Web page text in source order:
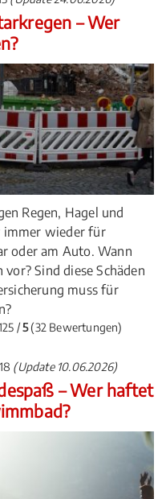
– Wer
Regen, Hagel und
immer wieder für
oder am Auto. Wann
Sind diese Schäden
muss für
/5(32 Bewertungen)
(Update 10.06.2026)
– Wer haftet